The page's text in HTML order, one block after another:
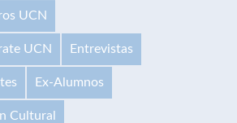
UCN
UCN Entrevistas
Ex-Alumnos
Cultural